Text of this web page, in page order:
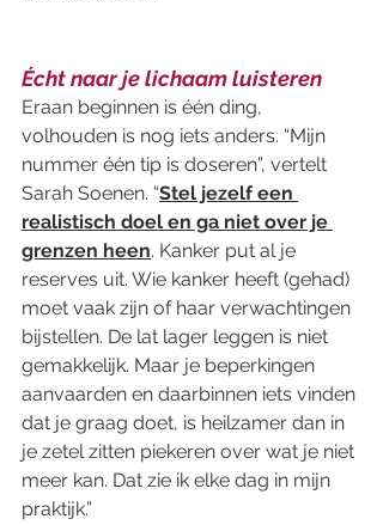
Écht naar je lichaam luisteren
Eraan beginnen is één ding,
volhouden is nog iets anders. “Mijn
nummer één tip is doseren”, vertelt
Sarah Soenen. “Stel jezelf een
realistisch doel en ga niet over je
grenzen heen. Kanker put al je
reserves uit. Wie kanker heeft (gehad)
moet vaak zijn of haar verwachtingen
bijstellen. De lat lager leggen is niet
gemakkelijk. Maar je beperkingen
aanvaarden en daarbinnen iets vinden
dat je graag doet, is heilzamer dan in
je zetel zitten piekeren over wat je niet
meer kan. Dat zie ik elke dag in mijn
praktijk.”